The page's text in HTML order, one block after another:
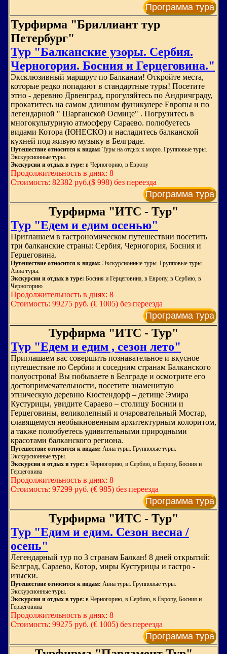
Программа тура
Турфирма "Бриллиант тур
Петербург"
Тур "Балканские узоры. Сербия.
Черногория. Босния и Герцеговина."
Эксклюзивный маршрут по Балканам! Откройте места,
которые редко попадают в стандартные туры! Посетите
этно - деревню Дрвенград, прогуляйтесь по Андричграду,
прокатитесь на самом длинном фуникулере Европы и по
легендарной " Шарганской Осмице" . Погрузитесь в
многокультурную атмосферу Сараево. полюбуетесь
видами Котора (ЮНЕСКО) и насладитесь балканской
кухней под живую музыку в Белграде.
Путешествие относится к видам: Туры на отдых к морю. Групповые туры.
Экскурсионные туры.
Экскурсии и отдых в туре: в Черногорию, в Европу
Продолжительность в днях: 8
Стоимость: 82382 руб.($ 998) без переезда
Программа тура
Турфирма "ИТС - Тур"
Тур "Едем и едим осенью"
Приглашаем в гастрономическом путешествии посетить
три балканские страны: Сербия, Черногория, Босния и
Герцеговина.
Путешествие относится к видам: Экскурсионные туры. Групповые туры.
Авиа туры.
Экскурсии и отдых в туре: Босния и Герцеговина, в Европу, в Сербию, в
Черногорию
Продолжительность в днях: 8
Стоимость: 99275 руб. (€ 1005) без переезда
Программа тура
Турфирма "ИТС - Тур"
Тур "Едем и едим , сезон лето"
Приглашаем вас совершить познавательное и вкусное
путешествие по Сербии и соседним странам Балканского
полуострова! Вы побываете в Белграде и осмотрите его
достопримечательности, посетите знаменитую
этническую деревню Кюстендорф – детище Эмира
Кустурицы, увидите Сараево – столицу Боснии и
Герцеговины, великолепный и очаровательный Мостар,
славящемуся необыкновенным архитектурным колоритом,
а также полюбуетесь удивительными природными
красотами балканского региона.
Путешествие относится к видам: Авиа туры. Групповые туры.
Экскурсионные туры.
Экскурсии и отдых в туре: в Черногорию, в Сербию, в Европу, Босния и
Герцеговина
Продолжительность в днях: 8
Стоимость: 97299 руб. (€ 985) без переезда
Программа тура
Турфирма "ИТС - Тур"
Тур "Едим и едим. Сезон весна /
осень"
Легендарный тур по 3 странам Балкан! 8 дней открытий:
Белград, Сараево, Котор, миры Кустурицы и гастро -
изыски.
Путешествие относится к видам: Авиа туры. Групповые туры.
Экскурсионные туры.
Экскурсии и отдых в туре: в Черногорию, в Сербию, в Европу, Босния и
Герцеговина
Продолжительность в днях: 8
Стоимость: 99275 руб. (€ 1005) без переезда
Программа тура